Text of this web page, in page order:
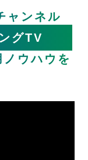
ャンネル
グTV
ウハウを